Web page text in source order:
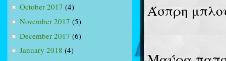
October 2017 (4)
November 2017 (5)
December 2017 (6)
January 2018 (4)
Άσπρη